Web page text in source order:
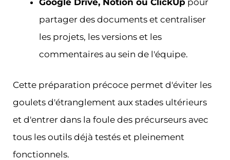
Google Drive, Notion ou ClickUp pour
partager des documents et centraliser
les projets, les versions et les
commentaires au sein de l'équipe.
Cette préparation précoce permet d'éviter les
goulets d'étranglement aux stades ultérieurs
et d'entrer dans la foule des précurseurs avec
tous les outils déjà testés et pleinement
fonctionnels.